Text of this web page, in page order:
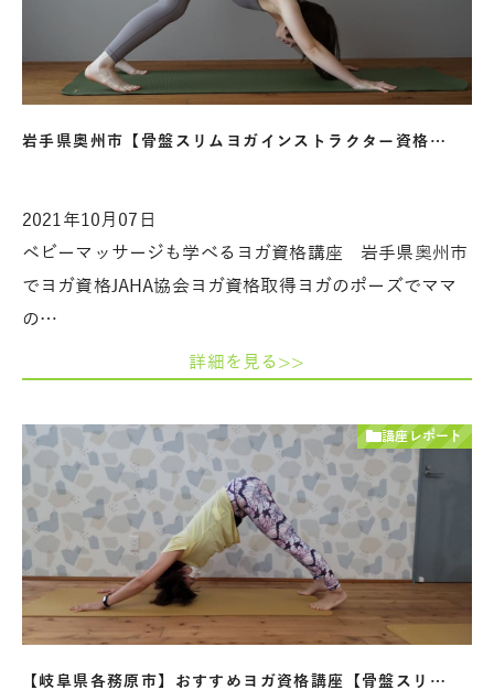
岩手県奥州市【骨盤スリムヨガインストラクター資格…
2021年10月07日
ベビーマッサージも学べるヨガ資格講座 岩手県奥州市
でヨガ資格JAHA協会ヨガ資格取得ヨガのポーズでママ
の…
詳細を見る>>
講座レポート
【岐阜県各務原市】おすすめヨガ資格講座【骨盤スリ…